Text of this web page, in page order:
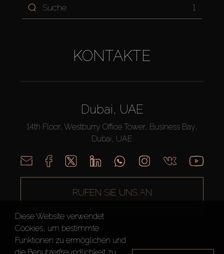
1
KONTAKTE
Dubai, UAE
14th Floor, Westburry Office Tower, Business Bay,
Dubai, UAE
RUFEN SIE UNS AN
Diese Website verwendet
Cookies, um bestimmte
Funktionen zu ermöglichen und